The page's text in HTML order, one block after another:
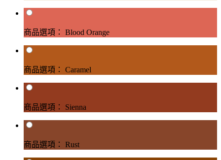
商品選項： Blood Orange
商品選項： Caramel
商品選項： Sienna
商品選項： Rust